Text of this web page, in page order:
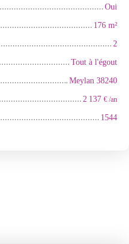
Oui
176 m²
2
Tout à l'égout
Meylan 38240
2 137 € /an
1544